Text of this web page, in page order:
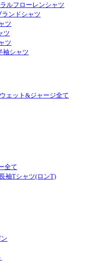
ラルフローレンシャツ
ランドシャツ
ツ
ツ
ツ
袖シャツ
ェット&ジャージ全て
全て
袖Tシャツ(ロンT)